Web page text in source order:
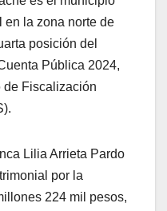
en la zona norte de
posición del
Pública 2024,
de Fiscalización
Lilia Arrieta Pardo
por la
224 mil pesos,